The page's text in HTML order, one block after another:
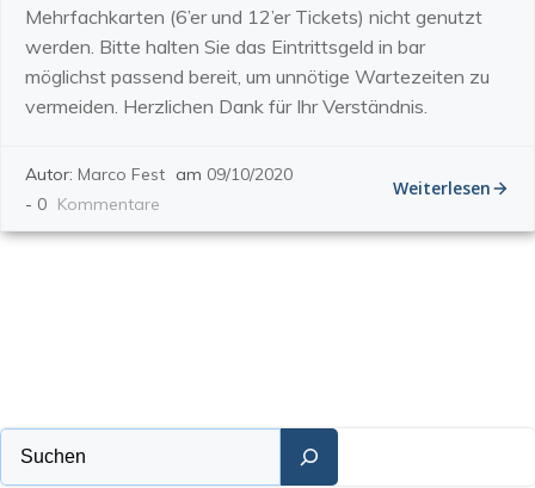
Mehrfachkarten (6’er und 12’er Tickets) nicht genutzt
werden. Bitte halten Sie das Eintrittsgeld in bar
möglichst passend bereit, um unnötige Wartezeiten zu
vermeiden. Herzlichen Dank für Ihr Verständnis.
Autor: Marco Fest am 09/10/2020
- 0 Kommentare
Weiterlesen